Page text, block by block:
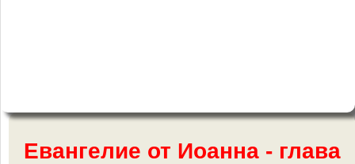
Евангелие от Иоанна - глава